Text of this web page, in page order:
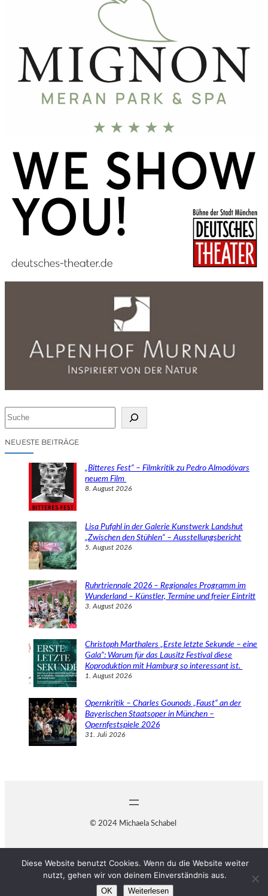
NEUESTE BEITRÄGE
„Bitteres Fest“ – Filmkritik zu Pedro Almodóvars
neuem Film
8. August 2026
Lisa Pufahl in der Galerie Kunstwerk Landshut
„Zwischen den Stühlen“ – Ausstellungsbericht
5. August 2026
Ruhrtriennale 2026 – Regionales Programm im
Wunderland – Künstler, Termine und freier Eintritt
3. August 2026
Christoph Marthalers „Erste letzte Sekunde – eine
Gala“: Warum für das Lausitz Festival diese
Koproduktion mit Hamburg so interessant ist.
1. August 2026
Opernkritik – Charles Gounods „Faust“ an der
Bayerischen Staatsoper in München –
Opernfestspiele 2026
31. Juli 2026
© 2024 Michaela Schabel
Diese Website benutzt Cookies. Wenn du die Website weiter
nutzt, gehen wir von deinem Einverständnis aus.
OK Weiterlesen